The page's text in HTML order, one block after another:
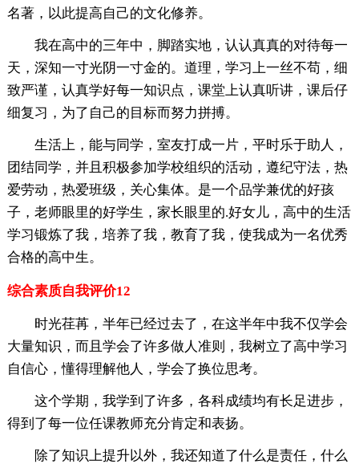
名著，以此提高自己的文化修养。
我在高中的三年中，脚踏实地，认认真真的对待每一
天，深知一寸光阴一寸金的。道理，学习上一丝不苟，细
致严谨，认真学好每一知识点，课堂上认真听讲，课后仔
细复习，为了自己的目标而努力拼搏。
生活上，能与同学，室友打成一片，平时乐于助人，
团结同学，并且积极参加学校组织的活动，遵纪守法，热
爱劳动，热爱班级，关心集体。是一个品学兼优的好孩
子，老师眼里的好学生，家长眼里的.好女儿，高中的生活
学习锻炼了我，培养了我，教育了我，使我成为一名优秀
合格的高中生。
综合素质自我评价12
时光荏苒，半年已经过去了，在这半年中我不仅学会
大量知识，而且学会了许多做人准则，我树立了高中学习
自信心，懂得理解他人，学会了换位思考。
这个学期，我学到了许多，各科成绩均有长足进步，
得到了每一位任课教师充分肯定和表扬。
除了知识上提升以外，我还知道了什么是责任，什么